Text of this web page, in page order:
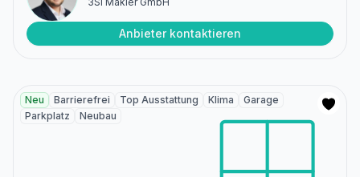
Anbieter kontaktieren
Neu Barrierefrei Top Ausstattung Klima
Garage
Parkplatz
Neubau